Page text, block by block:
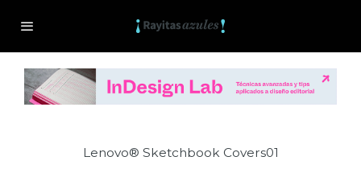
Lenovo® Sketchbook Covers01